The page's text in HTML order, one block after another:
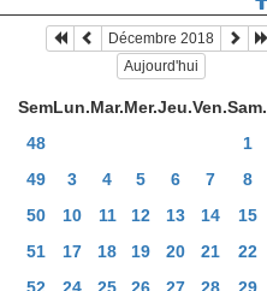
Décembre 2018
Aujourd'hui
SemLun.Mar.Mer.Jeu.Ven.Sam.
48
1
49
3 4 5 6 7 8
50
10 11 12 13 14 15
51
17 18 19 20 21 22
52
24 25 26 27 28 29